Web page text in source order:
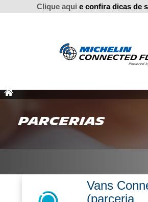
Clique aqui e confira dicas de
POR
PARCERIAS
Vans
(parceria